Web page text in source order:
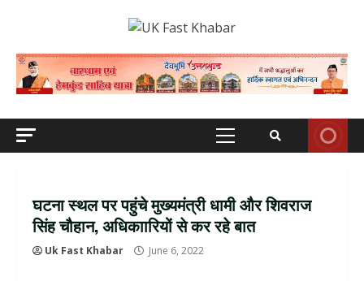
Primary
घटना स्‍थल पर पहुंचे मुख्‍यमंत्री धामी और शिवराज
सिंह चौहान, अधिकाारियों से कर रहे बात
Uk Fast Khabar June 6, 2022